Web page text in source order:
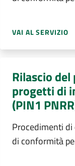
VAI AL SERVIZIO
Rilascio
progetti di
(PIN1
Procedimenti di
di conformità